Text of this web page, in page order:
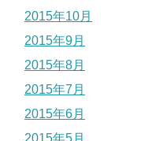
2015年10月
2015年9月
2015年8月
2015年7月
2015年6月
2015年5月